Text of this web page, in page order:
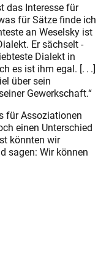
das Interesse für
für Sätze finde ich
an Weselsky ist
Er sächselt -
Dialekt in
es ist ihm egal. [. . .]
über sein
Gewerkschaft.“
für Assoziationen
einen Unterschied
könnten wir
sagen: Wir können